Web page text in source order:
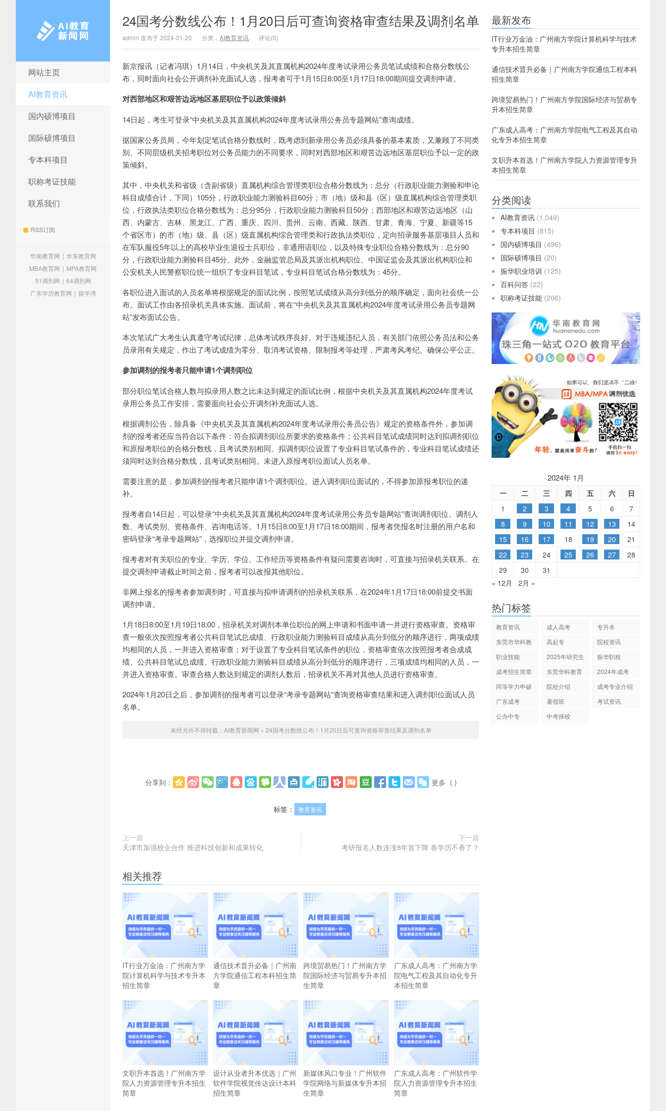
AI教育新闻网
网站主页
AI教育资讯
国内硕博项目
国际硕博项目
专本科项目
职称考证技能
联系我们
RSS订阅
华南教育网 | 华东教育网
MBA教育网 | MPA教育网
51调剂网 | 64调剂网
广东学历教育网 | 留学湾
24国考分数线公布！1月20日后可查询资格审查结果及调剂名单
admin 发布于 2024-01-20 分类： AI教育资讯 评论(0)
新京报讯（记者冯琪）1月14日，中央机关及其直属机构2024年度考试录用公务员笔试成绩和合格分数线公
布，同时面向社会公开调剂补充面试人选，报考者可于1月15日8:00至1月17日18:00期间提交调剂申请。
对西部地区和艰苦边远地区基层职位予以政策倾斜
14日起，考生可登录“中央机关及其直属机构2024年度考试录用公务员专题网站”查询成绩。
据国家公务员局，今年划定笔试合格分数线时，既考虑到新录用公务员必须具备的基本素质，又兼顾了不同类
别、不同层级机关招考职位对公务员能力的不同要求，同时对西部地区和艰苦边远地区基层职位予以一定的政
策倾斜。
其中，中央机关和省级（含副省级）直属机构综合管理类职位合格分数线为：总分（行政职业能力测验和申论
科目成绩合计，下同）105分，行政职业能力测验科目60分；市（地）级和县（区）级直属机构综合管理类职
位，行政执法类职位合格分数线为：总分95分，行政职业能力测验科目50分；西部地区和艰苦边远地区（山
西、内蒙古、吉林、黑龙江、广西、重庆、四川、贵州、云南、西藏、陕西、甘肃、青海、宁夏、新疆等15
个省区市）的市（地）级、县（区）级直属机构综合管理类和行政执法类职位，定向招录服务基层项目人员和
在军队服役5年以上的高校毕业生退役士兵职位，非通用语职位，以及特殊专业职位合格分数线为：总分90
分，行政职业能力测验科目45分。此外，金融监管总局及其派出机构职位、中国证监会及其派出机构职位和
公安机关人民警察职位统一组织了专业科目笔试，专业科目笔试合格分数线为：45分。
各职位进入面试的人员名单将根据规定的面试比例，按照笔试成绩从高分到低分的顺序确定，面向社会统一公
布。面试工作由各招录机关具体实施。面试前，将在“中央机关及其直属机构2024年度考试录用公务员专题网
站”发布面试公告。
本次笔试广大考生认真遵守考试纪律，总体考试秩序良好。对于违规违纪人员，有关部门依照公务员法和公务
员录用有关规定，作出了考试成绩为零分、取消考试资格、限制报考等处理，严肃考风考纪、确保公平公正。
参加调剂的报考者只能申请1个调剂职位
部分职位笔试合格人数与拟录用人数之比未达到规定的面试比例，根据中央机关及其直属机构2024年度考试
录用公务员工作安排，需要面向社会公开调剂补充面试人选。
根据调剂公告，除具备《中央机关及其直属机构2024年度考试录用公务员公告》规定的资格条件外，参加调
剂的报考者还应当符合以下条件：符合拟调剂职位所要求的资格条件；公共科目笔试成绩同时达到拟调剂职位
和原报考职位的合格分数线，且考试类别相同。拟调剂职位设置了专业科目笔试条件的，专业科目笔试成绩还
须同时达到合格分数线，且考试类别相同。未进入原报考职位面试人员名单。
需要注意的是，参加调剂的报考者只能申请1个调剂职位。进入调剂职位面试的，不得参加原报考职位的递
补。
报考者自14日起，可以登录“中央机关及其直属机构2024年度考试录用公务员专题网站”查询调剂职位、调剂人
数、考试类别、资格条件、咨询电话等。1月15日8:00至1月17日18:00期间，报考者凭报名时注册的用户名和
密码登录“考录专题网站”，选报职位并提交调剂申请。
报考者对有关职位的专业、学历、学位、工作经历等资格条件有疑问需要咨询时，可直接与招录机关联系。在
提交调剂申请截止时间之前，报考者可以改报其他职位。
非网上报名的报考者参加调剂时，可直接与拟申请调剂的招录机关联系，在2024年1月17日18:00前提交书面
调剂申请。
1月18日8:00至1月19日18:00，招录机关对调剂本单位职位的网上申请和书面申请一并进行资格审查。资格审
查一般依次按照报考者公共科目笔试总成绩、行政职业能力测验科目成绩从高分到低分的顺序进行，两项成绩
均相同的人员，一并进入资格审查；对于设置了专业科目笔试条件的职位，资格审查依次按照报考者合成成
绩、公共科目笔试总成绩、行政职业能力测验科目成绩从高分到低分的顺序进行，三项成绩均相同的人员，一
并进入资格审查。审查合格人数达到规定的调剂人数后，招录机关不再对其他人员进行资格审查。
2024年1月20日之后，参加调剂的报考者可以登录“考录专题网站”查询资格审查结果和进入调剂职位面试人员
名单。
未经允许不得转载： AI教育新闻网 » 24国考分数线公布！1月20日后可查询资格审查结果及调剂名单
分享到： 更多 ( )
标签： 教育资讯
上一篇
天津市加强校企合作 推进科技创新和成果转化
下一篇
考研报名人数连涨8年首下降 卷学历不香了？
相关推荐
IT行业万金油：广州南方学
院计算机科学与技术专升本
招生简章
通信技术晋升必备｜广州南
方学院通信工程本科招生简
章
跨境贸易热门！广州南方学
院国际经济与贸易专升本招
生简章
广东成人高考：广州南方学
院电气工程及其自动化专升
本招生简章
文职升本首选！广州南方学
院人力资源管理专升本招生
简章
设计从业者升本优选｜广州
软件学院视觉传达设计本科
招生简章
新媒体风口专业！广州软件
学院网络与新媒体专升本招
生简章
广东成人高考：广州软件学
院人力资源管理专升本招生
简章
最新发布
IT行业万金油：广州南方学院计算机科学与技术
专升本招生简章
通信技术晋升必备｜广州南方学院通信工程本科
招生简章
跨境贸易热门！广州南方学院国际经济与贸易专
升本招生简章
广东成人高考：广州南方学院电气工程及其自动
化专升本招生简章
文职升本首选！广州南方学院人力资源管理专升
本招生简章
分类阅读
AI教育资讯 (1,049)
专本科项目 (815)
国内硕博项目 (496)
国际硕博项目 (20)
振华职业培训 (125)
百科问答 (22)
职称考证技能 (206)
2024年 1月
一 二 三 四 五 六
日
1
2 3 4 5 6
7
8
9 10 11 12 13
14
15
16 17 18 19 20
21
22
23 24 25 26 27
28
29
30
31
« 12月
2月 »
热门标签
教育资讯 成人高考
专升本
东莞市华科教
高起专
院校资讯
职业技能
2025年研究生
振华职校
成考招生简章
东莞华科教育
2024年成考
同等学力申硕
院校介绍
成考专业介绍
广东成考
暑假班
考试资讯
公办中专
中考择校